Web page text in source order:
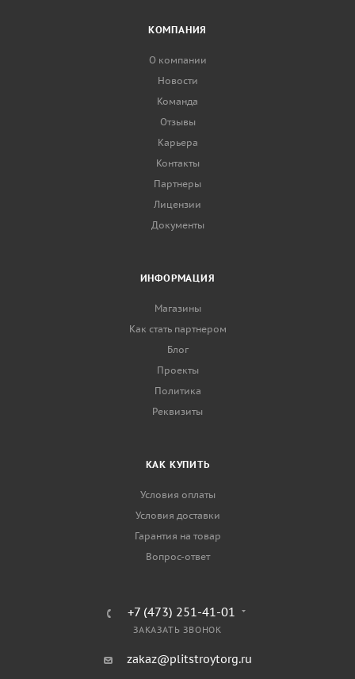
КОМПАНИЯ
О компании
Новости
Команда
Отзывы
Карьера
Контакты
Партнеры
Лицензии
Документы
ИНФОРМАЦИЯ
Магазины
Как стать партнером
Блог
Проекты
Политика
Реквизиты
КАК КУПИТЬ
Условия оплаты
Условия доставки
Гарантия на товар
Вопрос-ответ
+7 (473) 251-41-01
ЗАКАЗАТЬ ЗВОНОК
zakaz@plitstroytorg.ru